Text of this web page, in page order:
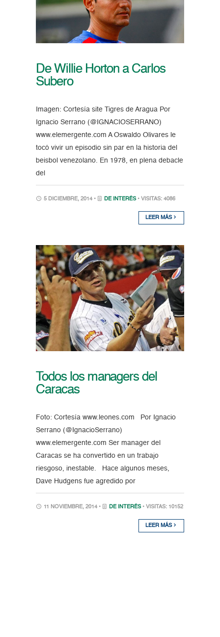
De Willie Horton a Carlos
Subero
Imagen: Cortesía site Tigres de Aragua Por
Ignacio Serrano (@IGNACIOSERRANO)
www.elemergente.com A Oswaldo Olivares le
tocó vivir un episodio sin par en la historia del
beisbol venezolano. En 1978, en plena debacle
del
5 DICIEMBRE, 2014 • DE INTERÉS • VISITAS: 4086
LEER MÁS
Todos los managers del
Caracas
Foto: Cortesía www.leones.com Por Ignacio
Serrano (@IgnacioSerrano)
www.elemergente.com Ser manager del
Caracas se ha convertido en un trabajo
riesgoso, inestable. Hace algunos meses,
Dave Hudgens fue agredido por
11 NOVIEMBRE, 2014 • DE INTERÉS • VISITAS: 10152
LEER MÁS